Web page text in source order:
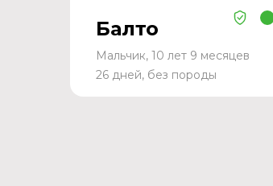
Балто
Мальчик, 10 лет 9 месяцев
26 дней, без породы